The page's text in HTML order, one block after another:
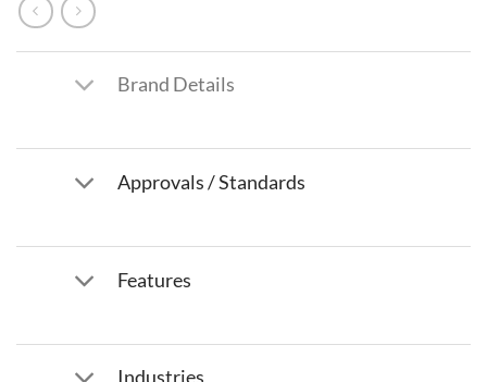
Brand Details
Approvals / Standards
Features
Industries